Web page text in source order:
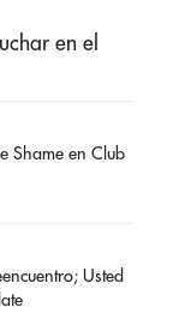
en el
Shame en Club
Usted